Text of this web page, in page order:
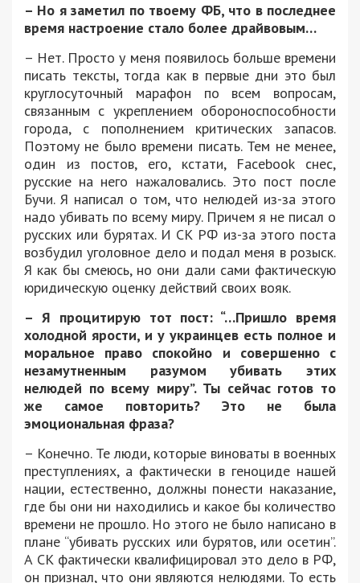
– Но я заметил по твоему ФБ, что в последнее
время настроение стало более драйвовым…
– Нет. Просто у меня появилось больше времени
писать тексты, тогда как в первые дни это был
круглосуточный марафон по всем вопросам,
связанным с укреплением обороноспособности
города, с пополнением критических запасов.
Поэтому не было времени писать. Тем не менее,
один из постов, его, кстати, Facebook снес,
русские на него нажаловались. Это пост после
Бучи. Я написал о том, что нелюдей из-за этого
надо убивать по всему миру. Причем я не писал о
русских или бурятах. И СК РФ из-за этого поста
возбудил уголовное дело и подал меня в розыск.
Я как бы смеюсь, но они дали сами фактическую
юридическую оценку действий своих вояк.
– Я процитирую тот пост: “…Пришло время
холодной ярости, и у украинцев есть полное и
моральное право спокойно и совершенно с
незамутненным разумом убивать этих
нелюдей по всему миру”. Ты сейчас готов то
же самое повторить? Это не была
эмоциональная фраза?
– Конечно. Те люди, которые виноваты в военных
преступлениях, а фактически в геноциде нашей
нации, естественно, должны понести наказание,
где бы они ни находились и какое бы количество
времени не прошло. Но этого не было написано в
плане “убивать русских или бурятов, или осетин”.
А СК фактически квалифицировал это дело в РФ,
он признал, что они являются нелюдями. То есть